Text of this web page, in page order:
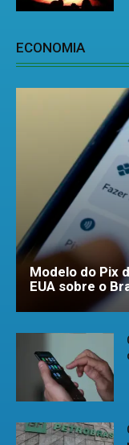
ECONOMIA
Modelo do Pix
EUA sobre o